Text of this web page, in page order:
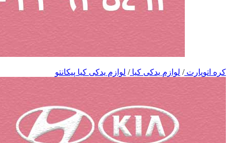
کره اتوپارت/ لوازم یدکی کیا/ لوازم یدکی کیا پیکانتو